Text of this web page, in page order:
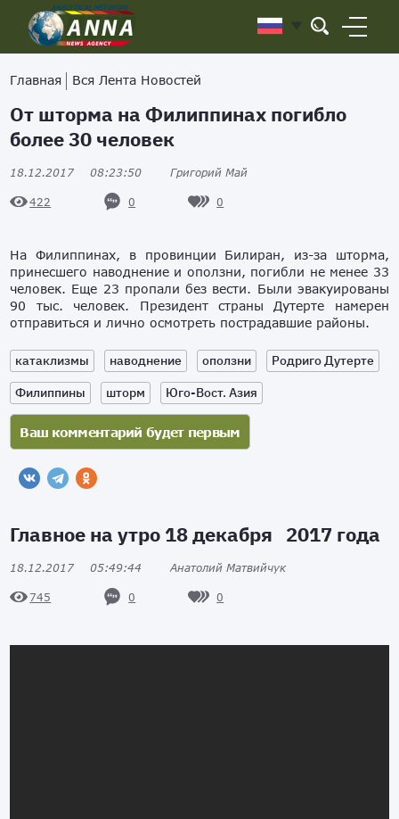
Главная Вся Лента Новостей
От шторма на Филиппинах погибло
более 30 человек
18.12.2017 08:23:50 Григорий Май
422 0 0
На Филиппинах, в провинции Билиран, из-за шторма,
принесшего наводнение и оползни, погибли не менее 33
человек. Еще 23 пропали без вести. Были эвакуированы
90 тыс. человек. Президент страны Дутерте намерен
отправиться и лично осмотреть пострадавшие районы.
катаклизмы наводнение оползни
Родриго Дутерте
Филиппины
шторм Юго-Вост. Азия
Главное на утро 18 декабря 2017 года
18.12.2017 05:49:44 Анатолий Матвийчук
745 0 0